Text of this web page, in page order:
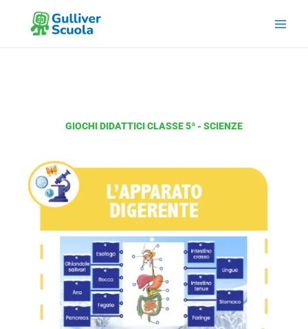
contenuto
GIOCHI DIDATTICI CLASSE 5ª - SCIENZE